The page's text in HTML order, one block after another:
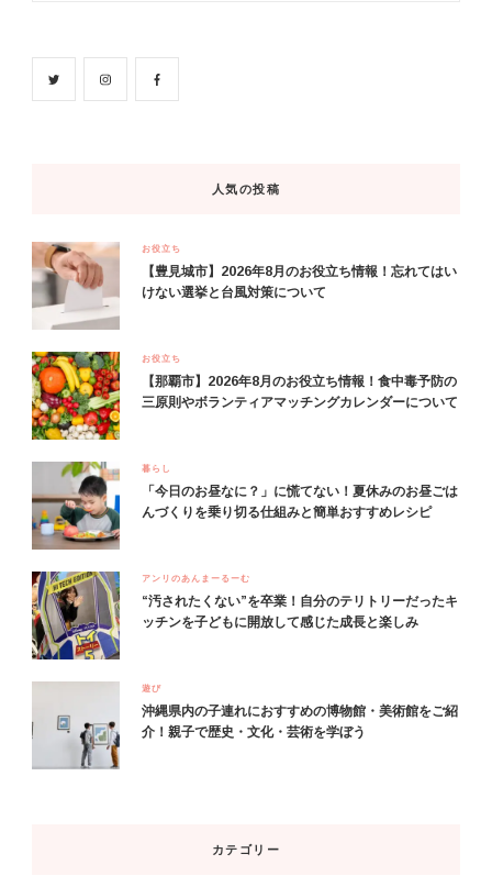
人気の投稿
お役立ち
【豊見城市】2026年8月のお役立ち情報！忘れてはい
けない選挙と台風対策について
お役立ち
【那覇市】2026年8月のお役立ち情報！食中毒予防の
三原則やボランティアマッチングカレンダーについて
暮らし
「今日のお昼なに？」に慌てない！夏休みのお昼ごは
んづくりを乗り切る仕組みと簡単おすすめレシピ
アンリのあんまーるーむ
“汚されたくない”を卒業！自分のテリトリーだったキ
ッチンを子どもに開放して感じた成長と楽しみ
遊び
沖縄県内の子連れにおすすめの博物館・美術館をご紹
介！親子で歴史・文化・芸術を学ぼう
カテゴリー